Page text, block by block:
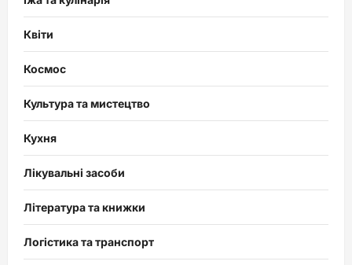
Квіти
Космос
Культура та мистецтво
Кухня
Лікувальні засоби
Література та книжки
Логістика та транспорт